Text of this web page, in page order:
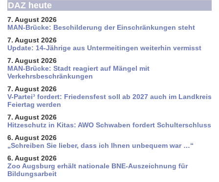
DAZ heute
7. August 2026
MAN-Brücke: Beschilderung der Einschränkungen steht
7. August 2026
Update: 14-Jährige aus Untermeitingen weiterhin vermisst
7. August 2026
MAN-Brücke: Stadt reagiert auf Mängel mit
Verkehrsbeschränkungen
7. August 2026
V-Partei­³ fordert: Friedens­fest soll ab 2027 auch im Land­kreis
Feier­tag werden
7. August 2026
Hitzeschutz in Kitas: AWO Schwaben fordert Schulterschluss
6. August 2026
„Schreiben Sie lieber, dass ich Ihnen unbequem war …“
6. August 2026
Zoo Augsburg erhält nationale BNE-Auszeichnung für
Bildungsarbeit